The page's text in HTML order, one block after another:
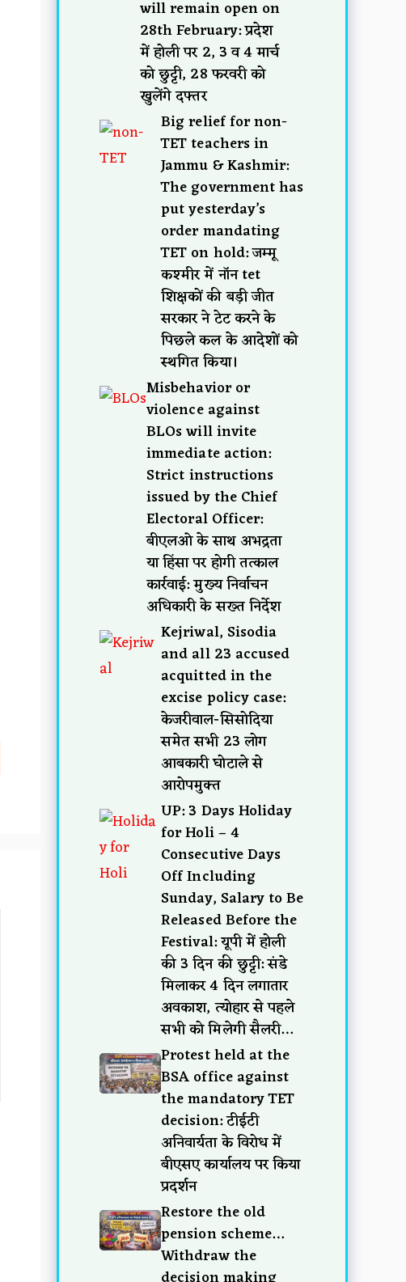
will remain open on
28th February: प्रदेश
में होली पर 2, 3 व 4 मार्च
को छुट्टी, 28 फरवरी को
खुलेंगे दफ्तर
Big relief for non-
TET teachers in
Jammu & Kashmir:
The government has
put yesterday’s
order mandating
TET on hold: जम्मू
कश्मीर में नॉन tet
शिक्षकों की बड़ी जीत
सरकार ने टेट करने के
पिछले कल के आदेशों को
स्थगित किया।
Misbehavior or
violence against
BLOs will invite
immediate action:
Strict instructions
issued by the Chief
Electoral Officer:
बीएलओ के साथ अभद्रता
या हिंसा पर होगी तत्काल
कार्रवाई: मुख्य निर्वाचन
अधिकारी के सख्त निर्देश
Kejriwal, Sisodia
and all 23 accused
acquitted in the
excise policy case:
केजरीवाल-सिसोदिया
समेत सभी 23 लोग
आबकारी घोटाले से
आरोपमुक्त
UP: 3 Days Holiday
for Holi – 4
Consecutive Days
Off Including
Sunday, Salary to Be
Released Before the
Festival: यूपी में होली
की 3 दिन की छुट्टी: संडे
मिलाकर 4 दिन लगातार
अवकाश, त्योहार से पहले
सभी को मिलेगी सैलरी…
Protest held at the
BSA office against
the mandatory TET
decision: टीईटी
अनिवार्यता के विरोध में
बीएसए कार्यालय पर किया
प्रदर्शन
Restore the old
pension scheme…
Withdraw the